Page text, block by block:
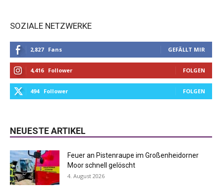
SOZIALE NETZWERKE
2,827 Fans GEFÄLLT MIR
4,416 Follower FOLGEN
494 Follower FOLGEN
NEUESTE ARTIKEL
Feuer an Pistenraupe im Großenheidorner
Moor schnell gelöscht
4. August 2026